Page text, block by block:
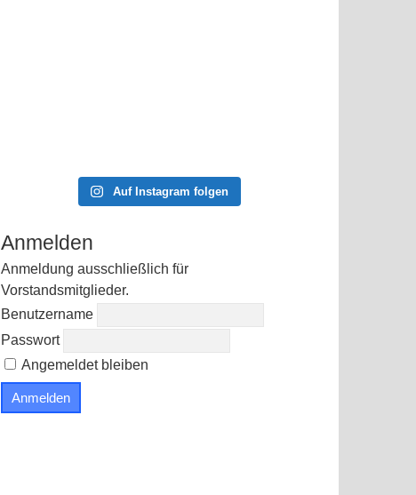
Auf Instagram folgen
Anmelden
Anmeldung ausschließlich für
Vorstandsmitglieder.
Benutzername
Passwort
Angemeldet bleiben